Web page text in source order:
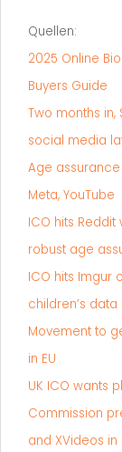
Quellen:
2025 Online
Buyers Guide
Two months in,
social media
Age
Meta, YouTube
ICO hits Reddit
robust age
ICO hits Imgur
children’s data
Movement to
in EU
UK ICO wants
Commission
and XVideos